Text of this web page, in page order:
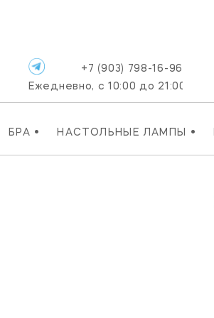
БРА • НАСТОЛЬНЫЕ ЛАМПЫ •
+7 (903) 798-16-96
Ежедневно, с 10:00 до 21:00